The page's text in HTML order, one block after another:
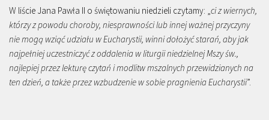
W liście Jana Pawła II o świętowaniu niedzieli czytamy: „ci z wiernych,
którzy z powodu choroby, niesprawności lub innej ważnej przyczyny
nie mogą wziąć udziału w Eucharystii, winni dołożyć starań, aby jak
najpełniej uczestniczyć z oddalenia w liturgii niedzielnej Mszy św.,
najlepiej przez lekturę czytań i modlitw mszalnych przewidzianych na
ten dzień, a także przez wzbudzenie w sobie pragnienia Eucharystii”.